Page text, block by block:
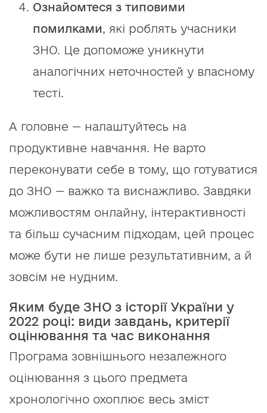
Ознайомтеся з типовими
помилками, які роблять учасники
ЗНО. Це допоможе уникнути
аналогічних неточностей у власному
тесті.
А головне — налаштуйтесь на
продуктивне навчання. Не варто
переконувати себе в тому, що готуватися
до ЗНО — важко та виснажливо. Завдяки
можливостям онлайну, інтерактивності
та більш сучасним підходам, цей процес
може бути не лише результативним, а й
зовсім не нудним.
Яким буде ЗНО з історії України у
2022 році: види завдань, критерії
оцінювання та час виконання
Програма зовнішнього незалежного
оцінювання з цього предмета
хронологічно охоплює весь зміст